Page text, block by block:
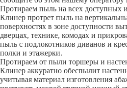
Протираем пыль на всех доступных
Клинер протрет пыль на
поверхностях в зоне доступности
дверцах, технике, комодах и
пыль с подлокотников диванов и
полки и этажерки.
Протираем от пыли торшеры и
Клинер аккуратно обеспылит
учитывая материал изготовления